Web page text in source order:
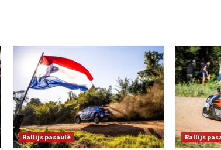
Rallijs pasaulē Rallijs